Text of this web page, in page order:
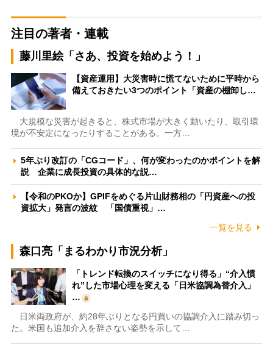
注目の著者・連載
藤川里絵「さあ、投資を始めよう！」
【資産運用】大災害時に慌てないために平時から
備えておきたい3つのポイント「資産の棚卸し…
大規模な災害が起きると、株式市場が大きく動いたり、取引環
境が不安定になったりすることがある。一方…
5年ぶり改訂の「CGコード」、何が変わったのかポイントを解
説 企業に成長投資の具体的な説…
【令和のPKOか】GPIFをめぐる片山財務相の「円資産への投
資拡大」発言の波紋 「国債重視」…
一覧を見る
森口亮「まるわかり市況分析」
「トレンド転換のスイッチになり得る」“介入慣
れ”した市場心理を変える「日米協調為替介入」
…
日米両政府が、約28年ぶりとなる円買いの協調介入に踏み切っ
た。米国も追加介入を辞さない姿勢を示して…